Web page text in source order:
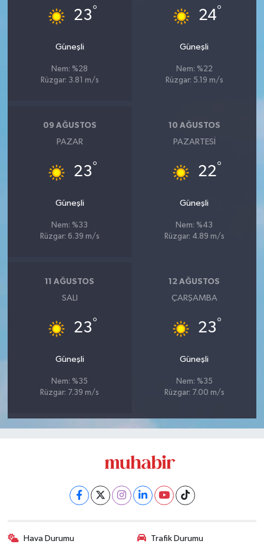
23°
Güneşli
Nem: %28
Rüzgar: 3.81 m/s
24°
Güneşli
Nem: %22
Rüzgar: 5.19 m/s
09 AĞUSTOS
PAZAR
23°
Güneşli
Nem: %33
Rüzgar: 6.39 m/s
10 AĞUSTOS
PAZARTESI
22°
Güneşli
Nem: %43
Rüzgar: 4.89 m/s
11 AĞUSTOS
SALI
23°
Güneşli
Nem: %35
Rüzgar: 7.39 m/s
12 AĞUSTOS
ÇARŞAMBA
23°
Güneşli
Nem: %35
Rüzgar: 7.00 m/s
Hava Durumu Trafik Durumu